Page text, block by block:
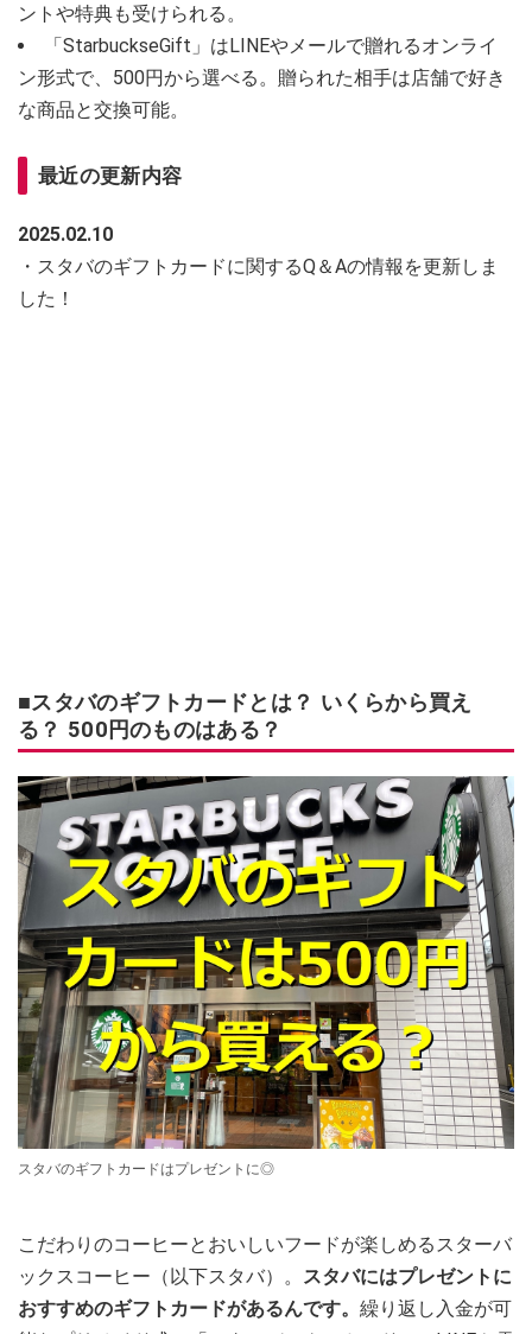
ントや特典も受けられる。
「StarbuckseGift」はLINEやメールで贈れるオンライ
ン形式で、500円から選べる。贈られた相手は店舗で好き
な商品と交換可能。
最近の更新内容
2025.02.10
・スタバのギフトカードに関するQ＆Aの情報を更新しま
した！
■スタバのギフトカードとは？ いくらから買え
る？ 500円のものはある？
スタバのギフトカードはプレゼントに◎
こだわりのコーヒーとおいしいフードが楽しめるスターバ
ックスコーヒー（以下スタバ）。
スタバにはプレゼントに
おすすめのギフトカードがあるんです。 繰り返し入金が可